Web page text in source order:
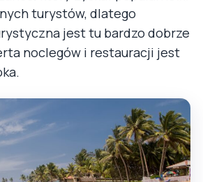
turystów, dlatego
jest tu bardzo dobrze
noclegów i restauracji jest